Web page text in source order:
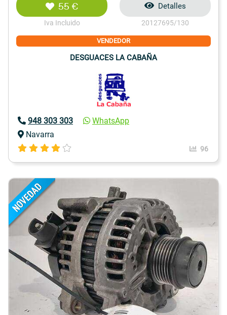
55 €
Iva Incluido
Detalles
20127695/130
VENDEDOR
DESGUACES LA CABAÑA
948 303 303
WhatsApp
Navarra
96